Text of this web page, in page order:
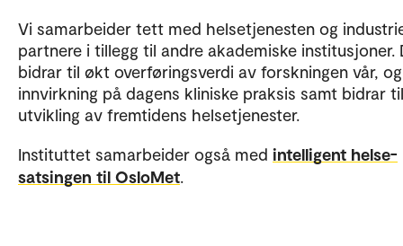
Vi samarbeider tett med helsetjenesten og
partnere i tillegg til andre akademiske institusjoner.
bidrar til økt overføringsverdi av forskningen vår,
innvirkning på dagens kliniske praksis samt bidrar til
utvikling av fremtidens helsetjenester.
Instituttet samarbeider også med intelligent helse-
satsingen til OsloMet